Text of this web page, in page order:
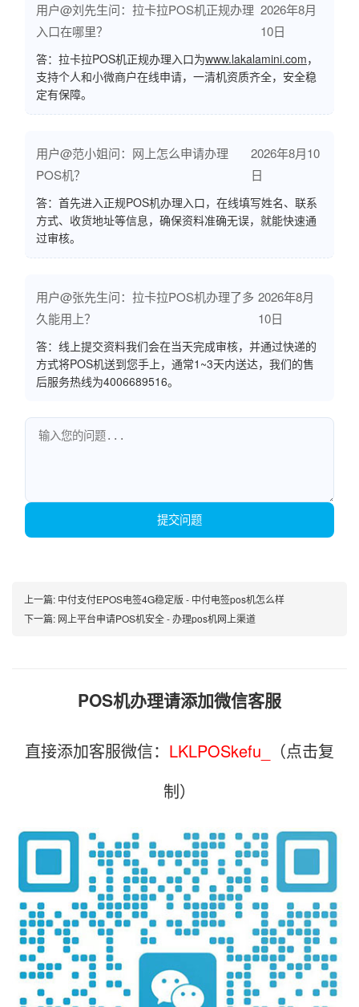
用户@刘先生问：拉卡拉POS机正规办理
入口在哪里？
2026年8月
10日
答：拉卡拉POS机正规办理入口为www.lakalamini.com，
支持个人和小微商户在线申请，一清机资质齐全，安全稳
定有保障。
用户@范小姐问：网上怎么申请办理
POS机？
2026年8月10
日
答：首先进入正规POS机办理入口，在线填写姓名、联系
方式、收货地址等信息，确保资料准确无误，就能快速通
过审核。
用户@张先生问：拉卡拉POS机办理了多
久能用上？
2026年8月
10日
答：线上提交资料我们会在当天完成审核，并通过快递的
方式将POS机送到您手上，通常1~3天内送达，我们的售
后服务热线为4006689516。
提交问题
上一篇: 中付支付EPOS电签4G稳定版 - 中付电签pos机怎么样
下一篇: 网上平台申请POS机安全 - 办理pos机网上渠道
POS机办理请添加微信客服
直接添加客服微信： LKLPOSkefu_
（点击复
制）